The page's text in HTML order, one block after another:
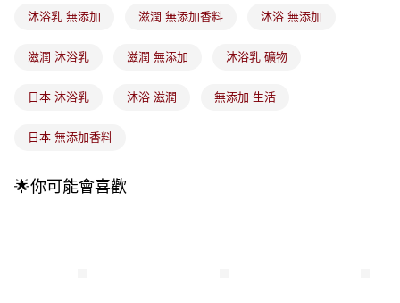
成交易。
3.實際核准額度、可分期數及費用金額請依後續交易確認頁面所載為準。
消。如遇「轉專審核」未通過狀況，表示未達大哥付你分期系統評分，恕無
【繳款方式說明】
1.分期款項不併入電信帳單，「大哥付你分期」於每月結算日後寄送繳費提
2.透過簡訊連結打開帳單後，可選擇「超商條碼／台灣大直營門市／銀行轉
【注意事項】
每筆NT$100，滿NT$899(含以上)免運費
付款後全家取貨
7-11取貨付款
沐浴乳 無添加 滋潤 無添加香料 沐浴 無添加
滋潤 沐浴乳 滋潤 無添加 沐浴乳 礦物
日本 沐浴乳 沐浴 滋潤 無添加 生活
日本 無添加香料
🌟你可能會喜歡